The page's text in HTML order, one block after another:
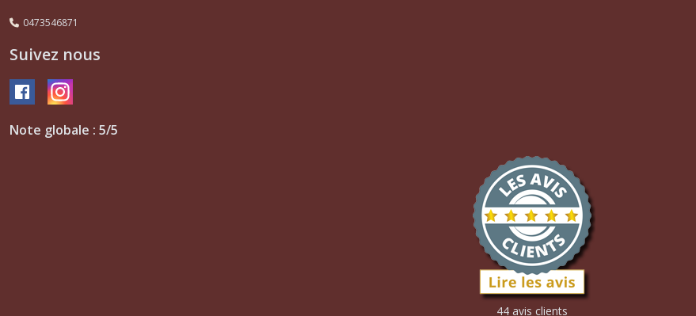
0473546871
Suivez nous
Note globale : 5/5
44 avis clients